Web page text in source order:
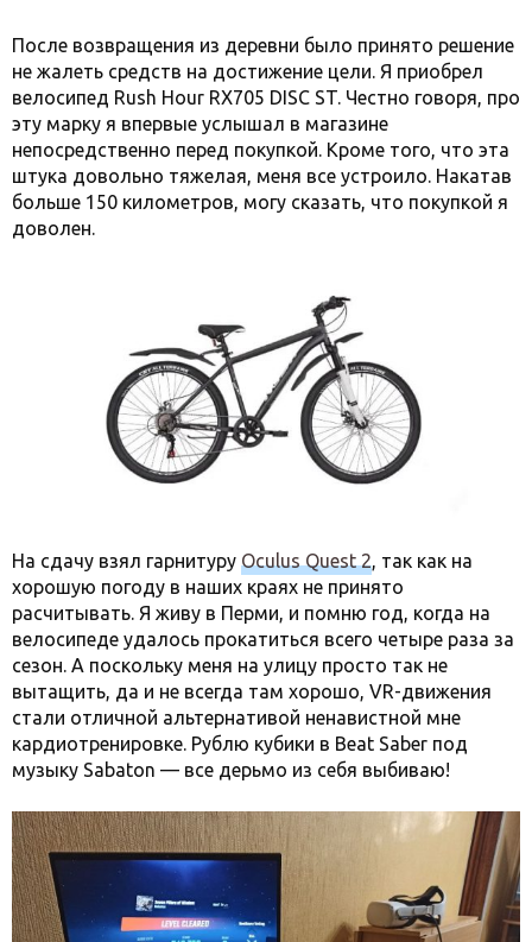
После возвращения из деревни было принято решение
не жалеть средств на достижение цели. Я приобрел
велосипед Rush Hour RX705 DISC ST. Честно говоря, про
эту марку я впервые услышал в магазине
непосредственно перед покупкой. Кроме того, что эта
штука довольно тяжелая, меня все устроило. Накатав
больше 150 километров, могу сказать, что покупкой я
доволен.
На сдачу взял гарнитуру Oculus Quest 2, так как на
хорошую погоду в наших краях не принято
расчитывать. Я живу в Перми, и помню год, когда на
велосипеде удалось прокатиться всего четыре раза за
сезон. А поскольку меня на улицу просто так не
вытащить, да и не всегда там хорошо, VR-движения
стали отличной альтернативой ненавистной мне
кардиотренировке. Рублю кубики в Beat Saber под
музыку Sabaton — все дерьмо из себя выбиваю!